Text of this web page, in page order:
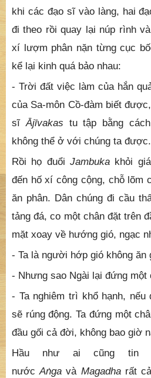
khi các đạo sĩ vào làng, hai
đi theo rồi quay lại núp rình
xí lượm phân nặn từng cục
kể lại kinh quá bảo nhau:
- Trời đất việc làm của hắn
của Sa-môn Cồ-đàm biết
sĩĀjīvakas tu tập bằng
không thể ở với chúng ta được.
Rồi họ đuổi Jambuka khỏi
đến hố xí công cộng, chỗ lõm
ăn phân. Dân chúng đi cầu
tảng đá, co một chân đặt trên
mặt xoay về hướng gió, ngạc
- Ta là người hớp gió không ăn
- Nhưng sao Ngài lại đứng một
- Ta nghiêm trì khổ hạnh, nếu
sẽ rúng động. Ta đứng một
đầu gối cả đời, không bao giờ
Hầu như ai cũng tin
nướcAṅgavà Magadha rất